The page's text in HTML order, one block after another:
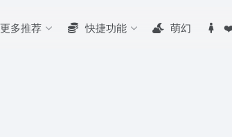
更多推荐 快捷功能 萌幻